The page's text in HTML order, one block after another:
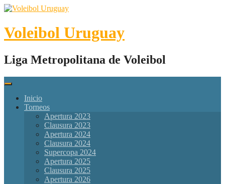
Skip
content
Voleibol Uruguay
Liga Metropolitana de Voleibol
Inicio
Torneos
Apertura 2023
Clausura 2023
Apertura 2024
Clausura 2024
Supercopa 2024
Apertura 2025
Clausura 2025
Apertura 2026